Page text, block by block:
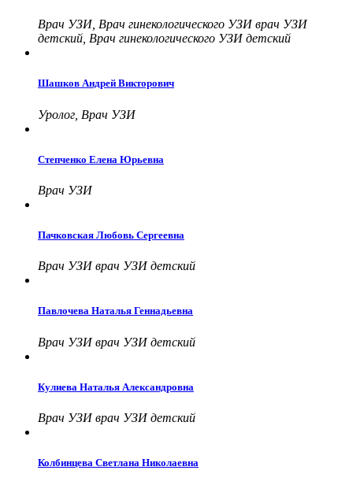
Врач УЗИ, Врач гинекологического УЗИ врач УЗИ
детский, Врач гинекологического УЗИ детский
Шашков Андрей Викторович
Уролог, Врач УЗИ
Степченко Елена Юрьевна
Врач УЗИ
Пачковская Любовь Сергеевна
Врач УЗИ врач УЗИ детский
Павлочева Наталья Геннадьевна
Врач УЗИ врач УЗИ детский
Кулиева Наталья Александровна
Врач УЗИ врач УЗИ детский
Колбинцева Светлана Николаевна